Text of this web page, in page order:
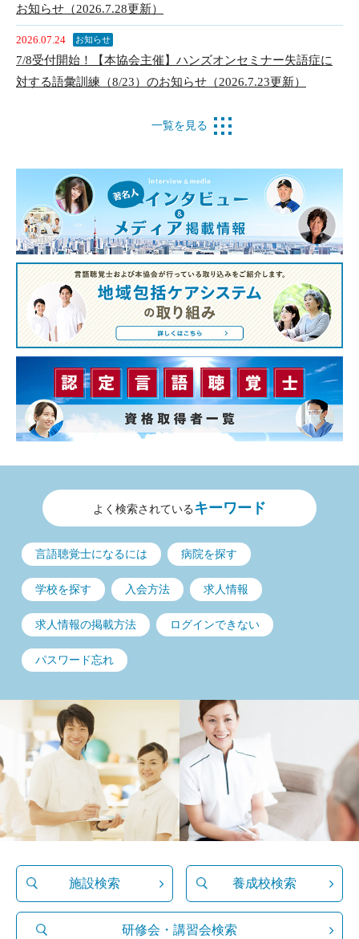
お知らせ（2026.7.28更新）
2026.07.24 お知らせ
7/8受付開始！【本協会主催】ハンズオンセミナー失語症に
対する語彙訓練（8/23）のお知らせ（2026.7.23更新）
一覧を見る
よく検索されている キーワード
言語聴覚士になるには 病院を探す
学校を探す 入会方法 求人情報
求人情報の掲載方法 ログインできない
パスワード忘れ
施設検索 養成校検索
研修会・講習会検索